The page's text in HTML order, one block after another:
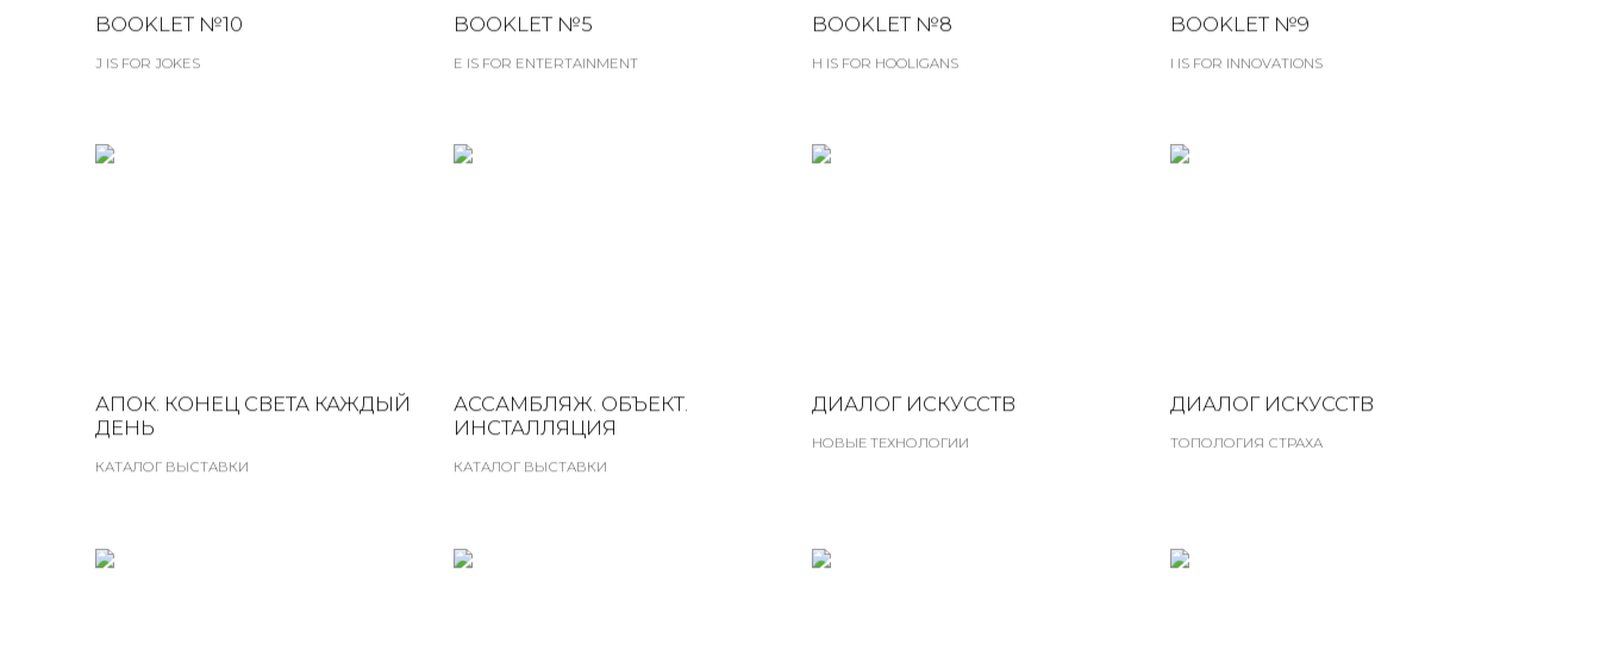
BOOKLET №10
J IS FOR JOKES
BOOKLET №5
E IS FOR ENTERTAINMENT
BOOKLET №8
H IS FOR HOOLIGANS
BOOKLET №9
I IS FOR INNOVATIONS
АПОК. КОНЕЦ СВЕТА КАЖДЫЙ
ДЕНЬ
КАТАЛОГ ВЫСТАВКИ
АССАМБЛЯЖ. ОБЪЕКТ.
ИНСТАЛЛЯЦИЯ
КАТАЛОГ ВЫСТАВКИ
ДИАЛОГ ИСКУССТВ
НОВЫЕ ТЕХНОЛОГИИ
ДИАЛОГ ИСКУССТВ
ТОПОЛОГИЯ СТРАХА